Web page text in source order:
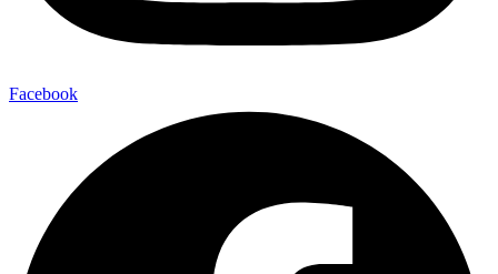
Facebook